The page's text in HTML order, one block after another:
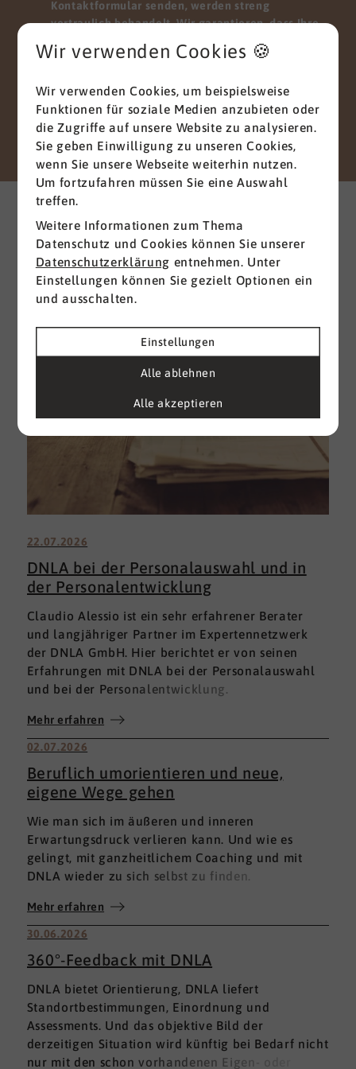
Kontaktformular senden, werden streng
vertraulich behandelt. Wir garantieren, dass Ihre
weitergegeben, verkauft oder anderweitig
Vielen Dank für Ihr Vertrauen.
Senden
Weitere interessante News
aus der Branche
Alle ansehen
22.07.2026
DNLA bei der Personalauswahl und in
der Personalentwicklung
Claudio Alessio ist ein sehr erfahrener Berater
und langjähriger Partner im Expertennetzwerk
der DNLA GmbH. Hier berichtet er von seinen
Erfahrungen mit DNLA bei der Personalauswahl
und bei der Personalentwicklung.
Mehr erfahren
02.07.2026
Beruflich umorientieren und neue,
eigene Wege gehen
Wie man sich im äußeren und inneren
Erwartungsdruck verlieren kann. Und wie es
gelingt, mit ganzheitlichem Coaching und mit
DNLA wieder zu sich selbst zu finden.
Mehr erfahren
30.06.2026
360°-Feedback mit DNLA
DNLA bietet Orientierung, DNLA liefert
Standortbestimmungen, Einordnung und
Assessments. Und das objektive Bild der
derzeitigen Situation wird künftig bei Bedarf nicht
nur mit den schon vorhandenen Eigen- oder
Wir verwenden Cookies 🍪
Wir verwenden Cookies, um beispielsweise
Funktionen für soziale Medien anzubieten oder
die Zugriffe auf unsere Website zu analysieren.
Sie geben Einwilligung zu unseren Cookies,
wenn Sie unsere Webseite weiterhin nutzen.
Um fortzufahren müssen Sie eine Auswahl
treffen.
Weitere Informationen zum Thema
Datenschutz und Cookies können Sie unserer
Datenschutzerklärung entnehmen. Unter
Einstellungen können Sie gezielt Optionen ein
und ausschalten.
Einstellungen
Alle ablehnen
Alle akzeptieren